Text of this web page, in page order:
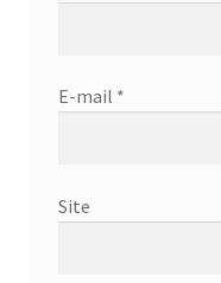
E-mail *
Site